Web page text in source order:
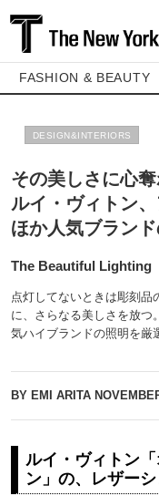
FASHION & BEAUTY
DESIGN&INTERIORS
その美しさに心
ルイ・ヴィトン
ほか人気ブラン
The Beautiful Lighting
点灯してないときは彫刻品
に、さらなる美しさを放つ
気ハイブランドの照明を厳
BY EMI ARITA
ルイ・ヴィトン
ン」の、レザー